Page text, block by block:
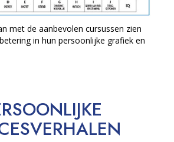
met de aanbevolen cursussen zien
in hun persoonlijke grafiek en